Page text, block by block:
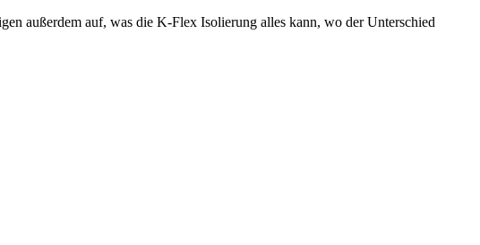
außerdem auf, was die K-Flex Isolierung alles kann, wo der Unterschied